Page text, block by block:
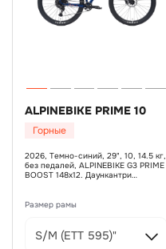
ALPINEBIKE PRIME 10
Горные
2026, Темно-синий, 29", 10, 14.5 кг,
без педалей, ALPINEBIKE G3 PRIME
BOOST 148х12. Даункантри
стакан, дополнительные бонки,
ротор SHIMANO SM-RT56, 180 мм,
SHIMANO MT200, ротор SHIMANO
Размер рамы
S/M (ЕТТ 595)"